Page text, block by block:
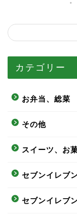
カテゴリー
お弁当、総菜
その他
スイーツ、お
セブンイレブ
セブンイレブ